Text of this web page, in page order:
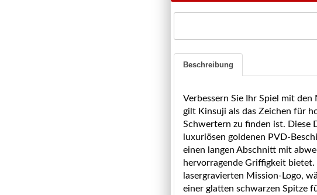
Beschreibung
Verbessern Sie Ihr Spiel mit den
gilt Kinsuji als das Zeichen für
Schwertern zu finden ist. Diese
luxuriösen goldenen PVD-
einen langen Abschnitt mit
hervorragende Griffigkeit bietet.
lasergravierten Mission-Logo,
einer glatten schwarzen Spitze